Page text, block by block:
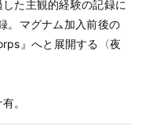
た主観的経験の記録に
。マグナム加入前後の
』へと展開する〈夜
。